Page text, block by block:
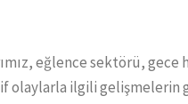
eğlence sektörü, gece
olaylarla ilgili gelişmelerin